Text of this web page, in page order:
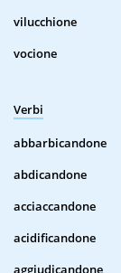
vilucchione
vocione
Verbi
abbarbicandone
abdicandone
acciaccandone
acidificandone
aggiudicandone